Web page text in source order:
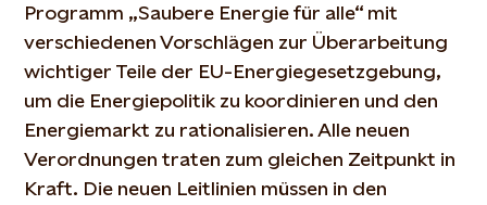
Programm „Saubere Energie für alle“ mit
verschiedenen Vorschlägen zur Überarbeitung
wichtiger Teile der EU-Energiegesetzgebung,
um die Energiepolitik zu koordinieren und den
Energiemarkt zu rationalisieren. Alle neuen
Verordnungen traten zum gleichen Zeitpunkt in
Kraft. Die neuen Leitlinien müssen in den